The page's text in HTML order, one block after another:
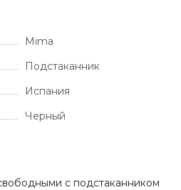
Mima
Подстаканник
Испания
Черный
с подстаканником